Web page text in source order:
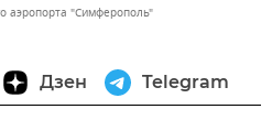
аэропорта "Симферополь"
Дзен Telegram